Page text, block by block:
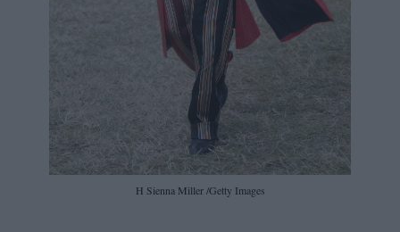
H Sienna Miller /Getty Images